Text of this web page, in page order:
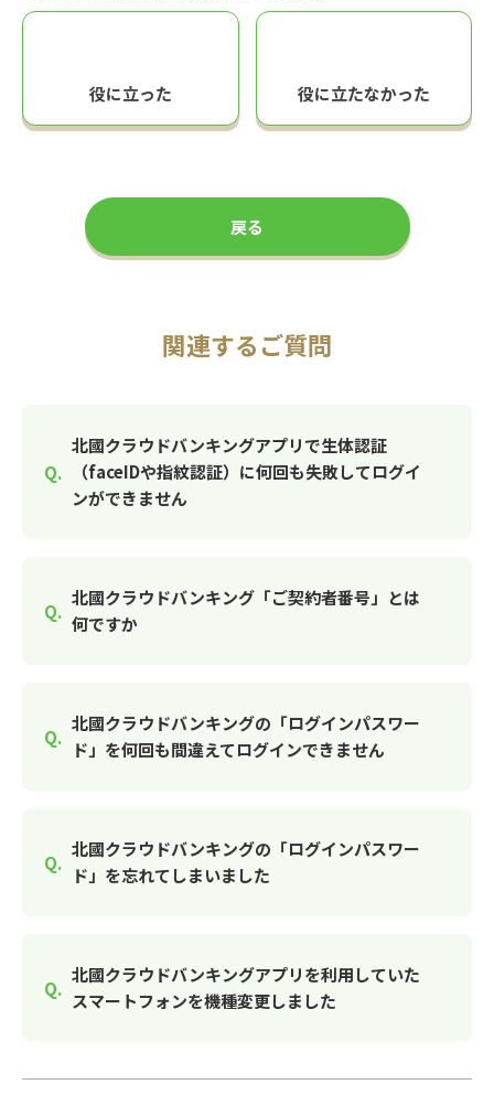
役に立った 役に立たなかった
戻る
関連するご質問
北國クラウドバンキングアプリで生体認証
（faceIDや指紋認証）に何回も失敗してログイ
ンができません
北國クラウドバンキング「ご契約者番号」とは
何ですか
北國クラウドバンキングの「ログインパスワー
ド」を何回も間違えてログインできません
北國クラウドバンキングの「ログインパスワー
ド」を忘れてしまいました
北國クラウドバンキングアプリを利用していた
スマートフォンを機種変更しました